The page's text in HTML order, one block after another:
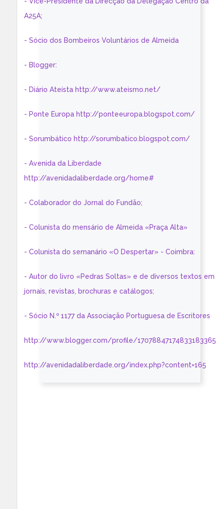
A25A;
- Sócio dos Bombeiros Voluntários de Almeida
- Blogger:
- Diário Ateísta http://www.ateismo.net/
- Ponte Europa http://ponteeuropa.blogspot.com/
- Sorumbático http://sorumbatico.blogspot.com/
- Avenida da Liberdade
http://avenidadaliberdade.org/home#
- Colaborador do Jornal do Fundão;
- Colunista do mensário de Almeida «Praça Alta»
- Colunista do semanário «O Despertar» - Coimbra:
- Autor do livro «Pedras Soltas» e de diversos textos em
jornais, revistas, brochuras e catálogos;
- Sócio N.º 1177 da Associação Portuguesa de Escritores
http://www.blogger.com/profile/17078847174833183365
http://avenidadaliberdade.org/index.php?content=165